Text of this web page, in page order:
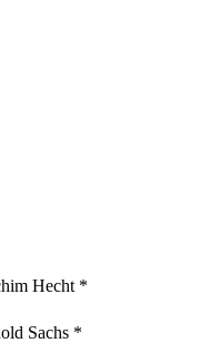
Hecht *
Sachs *